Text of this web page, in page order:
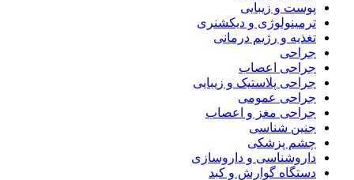
پوست و زیبایی
ترمینولوژی و دیکشنری
تغذیه و رژیم درمانی
جراحی
جراحی اعصاب
جراحی پلاستیک و زیبایی
جراحی عمومی
جراحی مغز و اعصاب
جنین شناسی
چشم پزشکی
داروشناسی و داروسازی
دستگاه گوارش و کبد